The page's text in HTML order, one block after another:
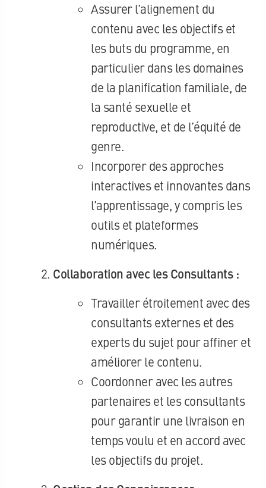
Assurer l’alignement du
contenu avec les objectifs et
les buts du programme, en
particulier dans les domaines
de la planification familiale, de
la santé sexuelle et
reproductive, et de l’équité de
genre.
Incorporer des approches
interactives et innovantes dans
l’apprentissage, y compris les
outils et plateformes
numériques.
Collaboration avec les Consultants :
Travailler étroitement avec des
consultants externes et des
experts du sujet pour affiner et
améliorer le contenu.
Coordonner avec les autres
partenaires et les consultants
pour garantir une livraison en
temps voulu et en accord avec
les objectifs du projet.